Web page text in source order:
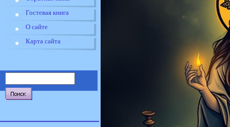
Гостевая книга
О сайте
Карта сайта